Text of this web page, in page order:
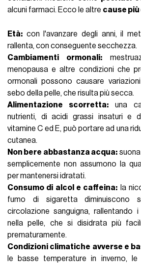
alcuni farmaci. Ecco le altre cause
Età: con l'avanzare degli anni, il
rallenta, con conseguente secchezza.
Cambiamenti ormonali:
menopausa e altre condizioni che
ormonali possono causare
sebo della pelle, che risulta più secca.
Alimentazione scorretta: una
nutrienti, di acidi grassi insaturi e
vitamine C ed E, può portare ad una
cutanea.
Non bere abbastanza acqua:
semplicemente non assumono la
per mantenersi idratati.
Consumo di alcol e caffeina: la
fumo di sigaretta diminuiscono
circolazione sanguigna, rallentando
nella pelle, che si disidrata più
prematuramente.
Condizioni climatiche avverse e
le basse temperature in inverno,